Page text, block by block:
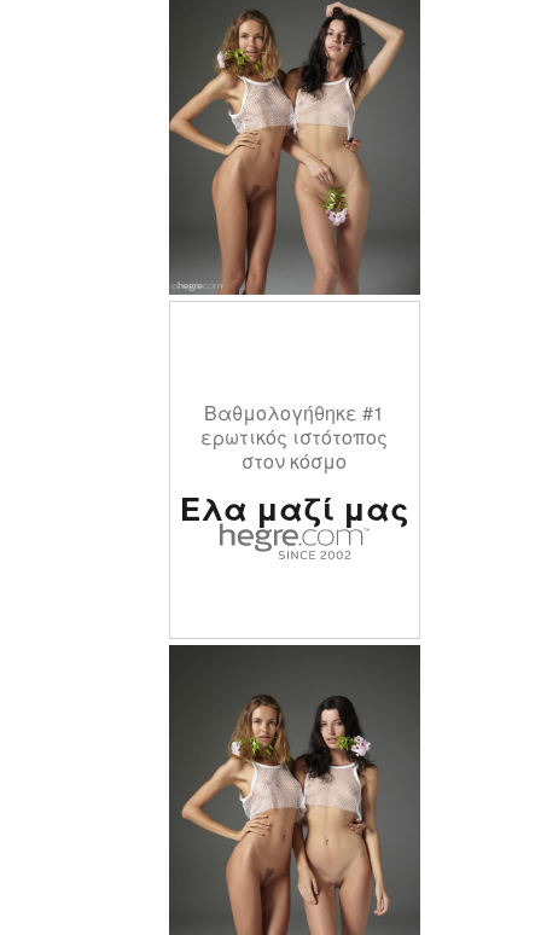
Βαθμολογήθηκε #1
ερωτικός ιστότοπος
στον κόσμο
Ελα μαζί μας